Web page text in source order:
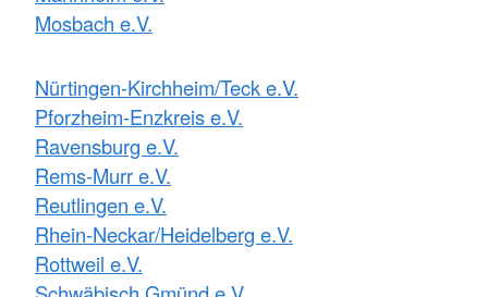
Mosbach e.V.
Nürtingen-Kirchheim/Teck e.V.
Pforzheim-Enzkreis e.V.
Ravensburg e.V.
Rems-Murr e.V.
Reutlingen e.V.
Rhein-Neckar/Heidelberg e.V.
Rottweil e.V.